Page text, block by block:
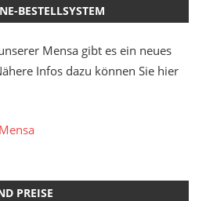
BESTELLSYSTEM
Mensa gibt es ein neues
Infos dazu können Sie hier
PREISE